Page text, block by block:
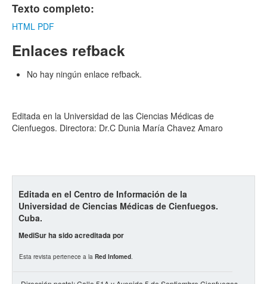
Texto completo:
HTML PDF
Enlaces refback
No hay ningún enlace refback.
Editada en la Universidad de las Ciencias Médicas de
Cienfuegos. Directora: Dr.C Dunia María Chavez Amaro
Editada en el Centro de Información de la
Universidad de Ciencias Médicas de Cienfuegos.
Cuba.
MediSur ha sido acreditada por
Esta revista pertenece a la Red Infomed.